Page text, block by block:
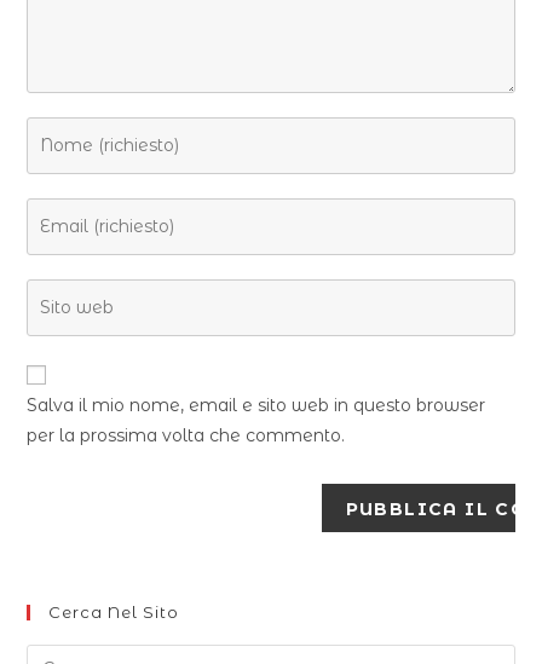
Salva il mio nome, email e sito web in questo browser
per la prossima volta che commento.
Cerca Nel Sito